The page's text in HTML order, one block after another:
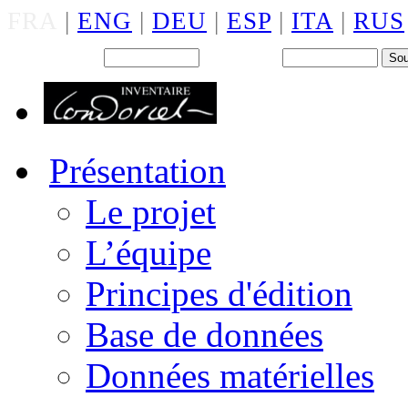
| ENG | DEU | ESP | ITA | RUS
Présentation
Le projet
L’équipe
Principes d'édition
Base de données
Données matérielles